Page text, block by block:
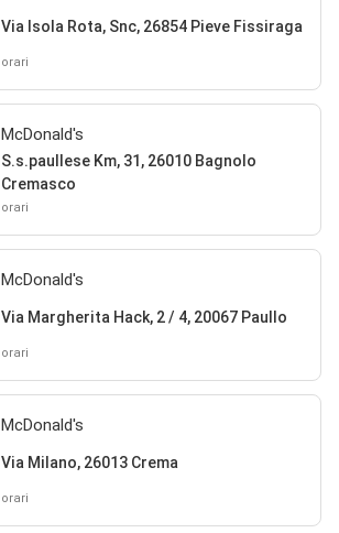
Via Isola Rota, Snc, 26854 Pieve Fissiraga
orari
McDonald's
S.s.paullese Km, 31, 26010 Bagnolo
Cremasco
orari
McDonald's
Via Margherita Hack, 2 / 4, 20067 Paullo
orari
McDonald's
Via Milano, 26013 Crema
orari